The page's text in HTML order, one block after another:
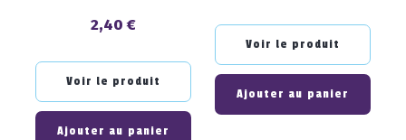
Prix
2,40 €
Voir le produit
Ajouter au panier
Voir le produit
Ajouter au panier